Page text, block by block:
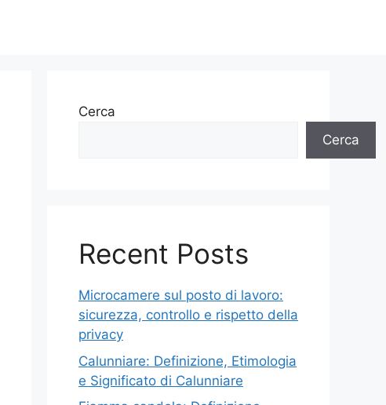
Cerca
Cerca
Recent Posts
Microcamere sul posto di lavoro:
sicurezza, controllo e rispetto della
privacy
Calunniare: Definizione, Etimologia
e Significato di Calunniare